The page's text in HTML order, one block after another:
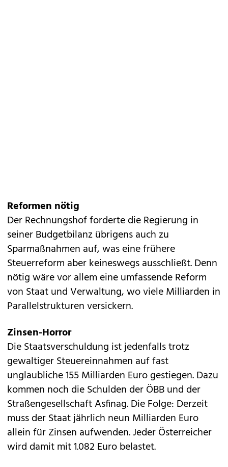
Reformen nötig
Der Rechnungshof forderte die Regierung in
seiner Budgetbilanz übrigens auch zu
Sparmaßnahmen auf, was eine frühere
Steuerreform aber keineswegs ausschließt. Denn
nötig wäre vor allem eine umfassende Reform
von Staat und Verwaltung, wo viele Milliarden in
Parallelstrukturen versickern.
Zinsen-Horror
Die Staatsverschuldung ist jedenfalls trotz
gewaltiger Steuereinnahmen auf fast
unglaubliche 155 Milliarden Euro gestiegen. Dazu
kommen noch die Schulden der ÖBB und der
Straßengesellschaft Asfinag. Die Folge: Derzeit
muss der Staat jährlich neun Milliarden Euro
allein für Zinsen aufwenden. Jeder Österreicher
wird damit mit 1.082 Euro belastet.